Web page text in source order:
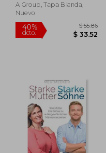
40%
A Group, Tapa Blanda,
Nuevo